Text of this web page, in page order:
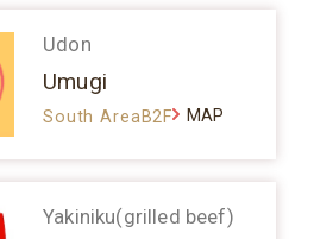
Udon
Umugi
South AreaB2F MAP
Yakiniku(grilled beef)